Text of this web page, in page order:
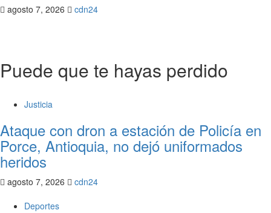
agosto 7, 2026 cdn24
Puede que te hayas perdido
Justicia
Ataque con dron a estación de Policía en
Porce, Antioquia, no dejó uniformados
heridos
agosto 7, 2026
cdn24
Deportes